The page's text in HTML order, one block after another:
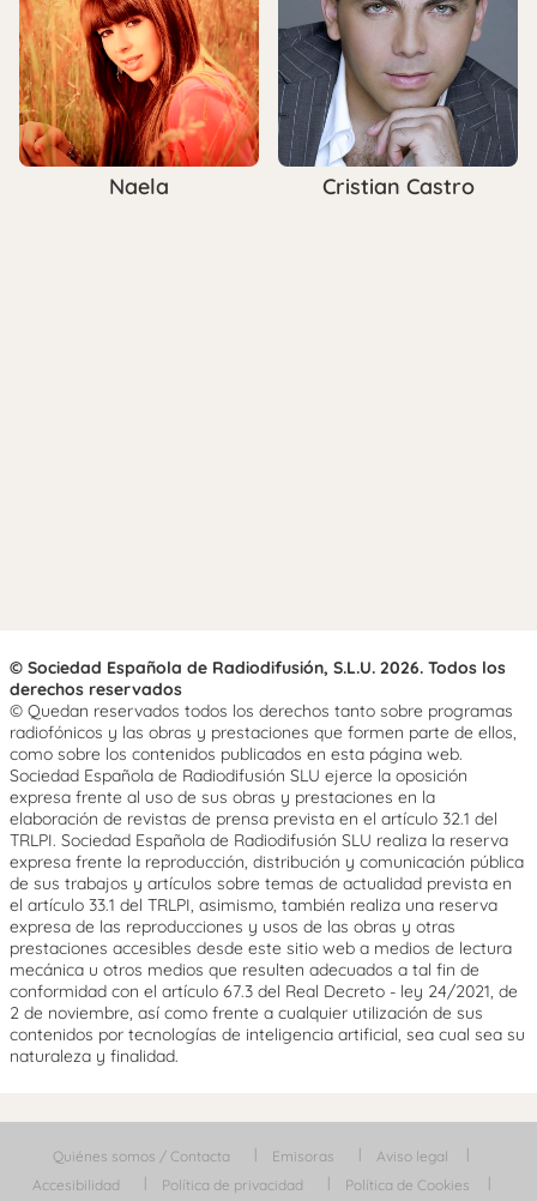
Naela Cristian Castro
© Sociedad Española de Radiodifusión, S.L.U. 2026. Todos los
derechos reservados
© Quedan reservados todos los derechos tanto sobre programas
radiofónicos y las obras y prestaciones que formen parte de ellos,
como sobre los contenidos publicados en esta página web.
Sociedad Española de Radiodifusión SLU ejerce la oposición
expresa frente al uso de sus obras y prestaciones en la
elaboración de revistas de prensa prevista en el artículo 32.1 del
TRLPI. Sociedad Española de Radiodifusión SLU realiza la reserva
expresa frente la reproducción, distribución y comunicación pública
de sus trabajos y artículos sobre temas de actualidad prevista en
el artículo 33.1 del TRLPI, asimismo, también realiza una reserva
expresa de las reproducciones y usos de las obras y otras
prestaciones accesibles desde este sitio web a medios de lectura
mecánica u otros medios que resulten adecuados a tal fin de
conformidad con el artículo 67.3 del Real Decreto - ley 24/2021, de
2 de noviembre, así como frente a cualquier utilización de sus
contenidos por tecnologías de inteligencia artificial, sea cual sea su
naturaleza y finalidad.
Quiénes somos / Contacta Emisoras
Aviso legal
Accesibilidad
Política de privacidad Política de Cookies